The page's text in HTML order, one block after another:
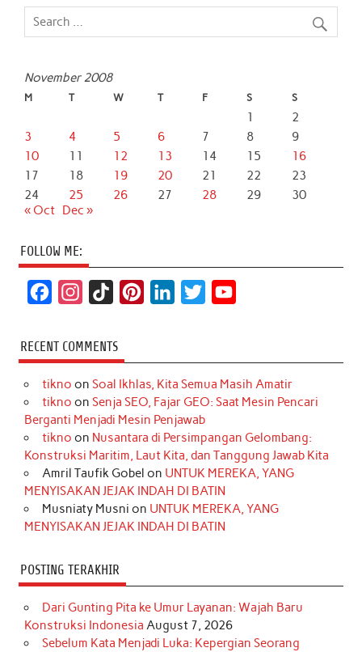
November 2008
M T W T F S S
1
2
3
4 5 6 7 8
9
10
11 12 13 14 15
16
17
18 19 20 21 22
23
24
25 26 27 28 29
30
« Oct Dec »
FOLLOW ME:
c
e
b
o
k
s
t
a
r
a
m
k
T
o
k
t
e
e
s
t
k
e
d
I
n
t
t
r
T
u
e
RECENT COMMENTS
tikno on Soal Ikhlas, Kita Semua Masih Amatir
tikno on Senja SEO, Fajar GEO: Saat Mesin Pencari
Berganti Menjadi Mesin Penjawab
tikno on Nusantara di Persimpangan Gelombang:
Konstruksi Maritim, Laut Kita, dan Tanggung Jawab Kita
Amril Taufik Gobel on UNTUK MEREKA, YANG
MENYISAKAN JEJAK INDAH DI BATIN
Musniaty Musni on UNTUK MEREKA, YANG
MENYISAKAN JEJAK INDAH DI BATIN
POSTING TERAKHIR
Dari Gunting Pita ke Umur Layanan: Wajah Baru
Konstruksi Indonesia August 7, 2026
Sebelum Kata Menjadi Luka: Kepergian Seorang